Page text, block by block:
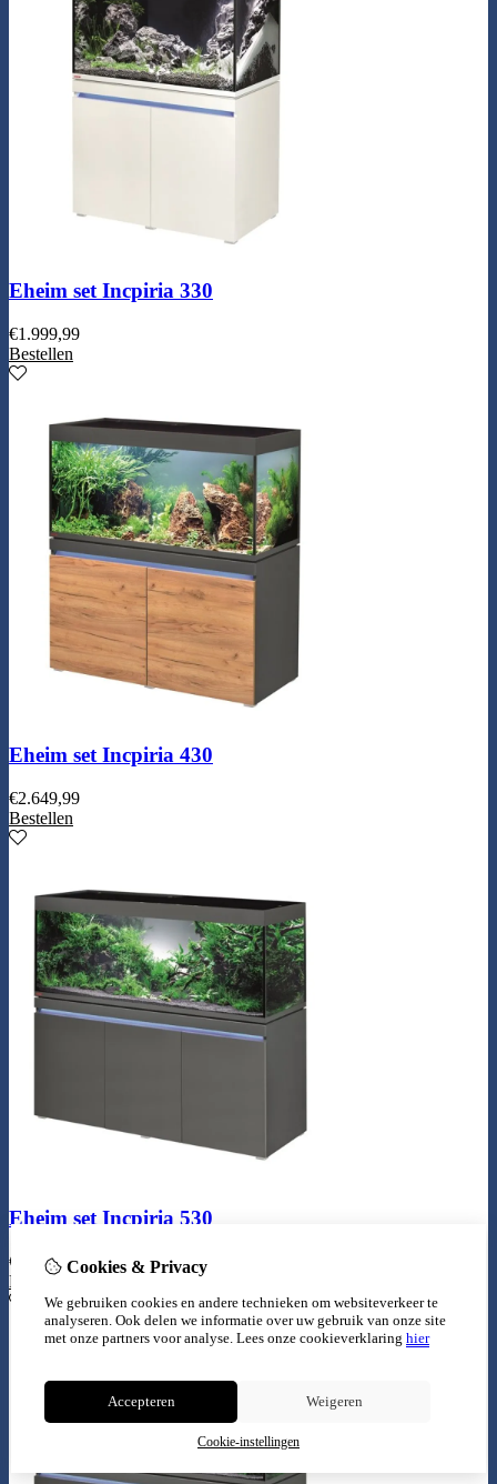
Eheim set Incpiria 330
€1.999,99
Bestellen
Eheim set Incpiria 430
€2.649,99
Bestellen
Eheim set Incpiria 530
€
3.149,99
Bestellen
Cookies & Privacy
We gebruiken cookies en andere technieken om websiteverkeer te
analyseren. Ook delen we informatie over uw gebruik van onze site
met onze partners voor analyse. Lees onze cookieverklaring hier
Accepteren Weigeren
Cookie-instellingen